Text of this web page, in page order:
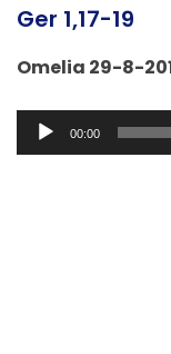
Ger 1,17-19
Omelia 29-8-
Audio
Player00:00